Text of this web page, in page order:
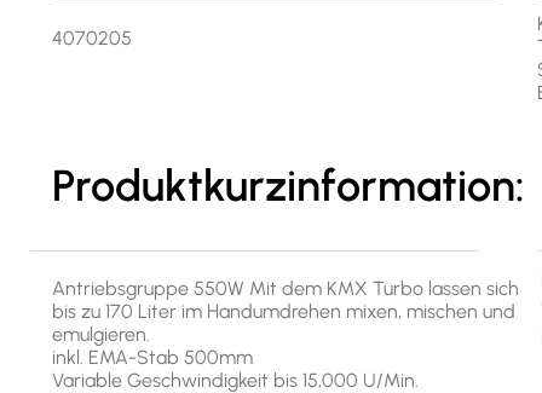
4070205
Produktkurzinformation:
Antriebsgruppe 550W Mit dem KMX Turbo lassen sich
bis zu 170 Liter im Handumdrehen mixen, mischen und
emulgieren.
inkl. EMA-Stab 500mm
Variable Geschwindigkeit bis 15,000 U/Min.